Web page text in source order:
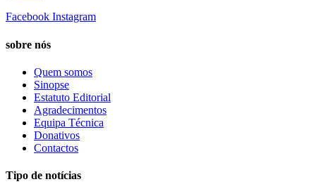
Facebook Instagram
sobre nós
Quem somos
Sinopse
Estatuto Editorial
Agradecimentos
Equipa Técnica
Donativos
Contactos
Tipo de notícias